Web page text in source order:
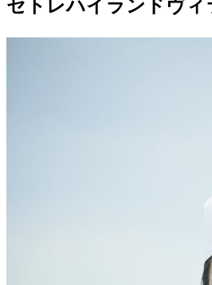
セトレハイランドヴィ